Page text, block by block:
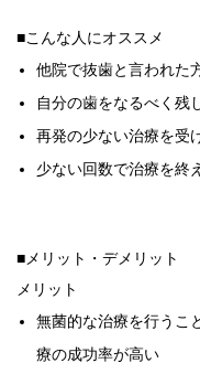
■こんな人にオススメ
他院で抜歯と言われた
自分の歯をなるべく残
再発の少ない治療を受
少ない回数で治療を終
■メリット・デメリット
メリット
無菌的な治療を行うこ
療の成功率が高い